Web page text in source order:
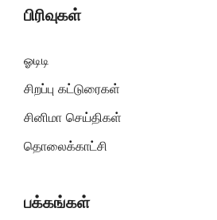
பிரிவுகள்
ஓடிடி
சிறப்பு கட்டுரைகள்
சினிமா செய்திகள்
தொலைக்காட்சி
பக்கங்கள்